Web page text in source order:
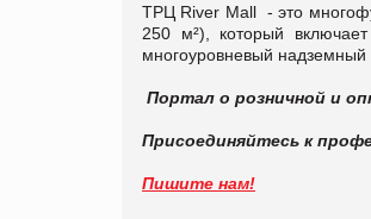
ТРЦ River Mall - это
250 м²), который
многоуровневый
Портал о розничной и
Присоединяйтесь к
Пишите нам!